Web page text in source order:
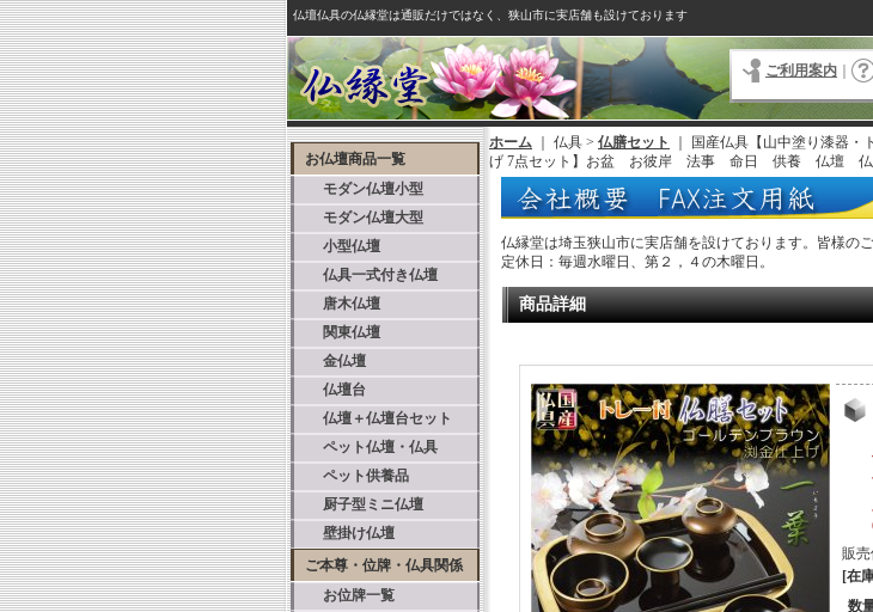
仏壇仏具の仏縁堂は通販だけではなく、狭山市に実店舗も設けております
ご利用案内
お仏壇商品一覧
モダン仏壇小型
モダン仏壇大型
小型仏壇
仏具一式付き仏壇
唐木仏壇
関東仏壇
金仏壇
仏壇台
仏壇＋仏壇台セット
ペット仏壇・仏具
ペット供養品
厨子型ミニ仏壇
壁掛け仏壇
ご本尊・位牌・仏具関係
お位牌一覧
ホーム ｜ 仏具 > 仏膳セット
国産仏具【山中塗り漆器・
げ 7点セット】お盆 お彼岸 法事 命日 供養 仏壇
仏縁堂は埼玉狭山市に実店舗を設けております。皆様の
定休日：毎週水曜日、第２，４の木曜日。
商品詳細
販
[在
数